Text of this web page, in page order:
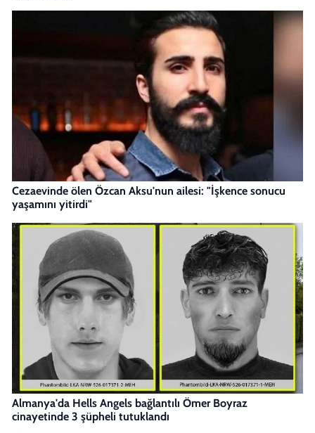
Cezaevinde ölen Özcan Aksu'nun ailesi: "İşkence sonucu
yaşamını yitirdi"
Almanya'da Hells Angels bağlantılı Ömer Boyraz
cinayetinde 3 şüpheli tutuklandı